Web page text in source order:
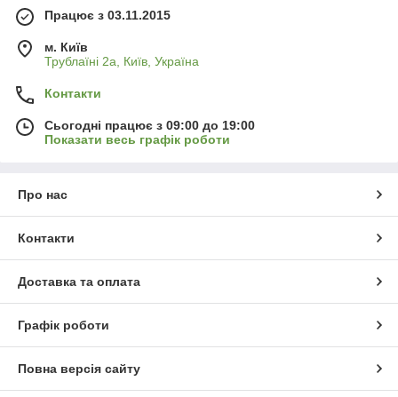
Працює з 03.11.2015
м. Київ
Трублаїні 2а, Київ, Україна
Контакти
Сьогодні працює з 09:00 до 19:00
Показати весь графік роботи
Про нас
Контакти
Доставка та оплата
Графік роботи
Повна версія сайту